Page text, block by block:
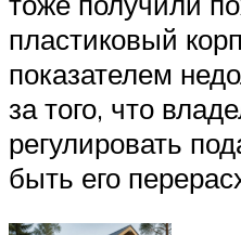
пластиковый
показателем
за того, что
регулировать
быть его